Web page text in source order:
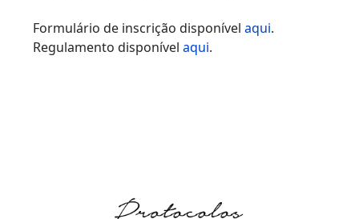
Formulário de inscrição disponível aqui.
Regulamento disponível aqui.